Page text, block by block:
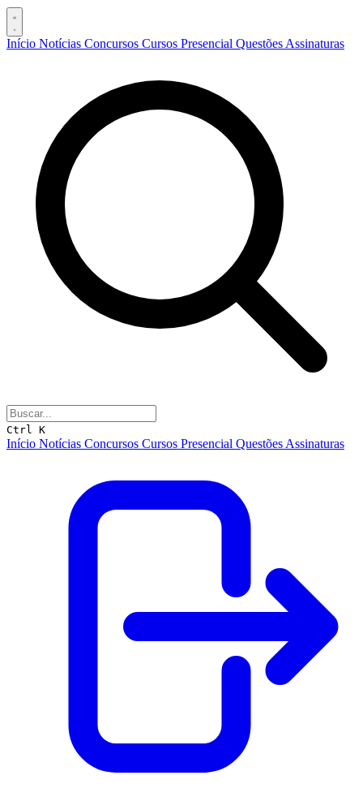
Início Notícias Concursos Cursos Presencial Questões Assinaturas
Ctrl K
Início Notícias Concursos Cursos Presencial Questões Assinaturas